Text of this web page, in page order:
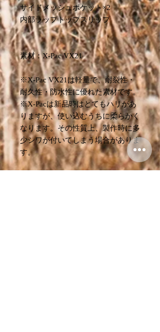
サイドメッシュポケット×2
内部ラップトップスリップ
素材：X-Pac VX21
※X-Pac VX21は軽量で、耐裂性・
耐久性・防水性に優れた素材です。
※X-Pacは新品時はとてもハリがあ
りますが、使い込むうちに柔らかく
なります。その性質上、製作時に多
少シワが付いてしまう場合がありま
す。